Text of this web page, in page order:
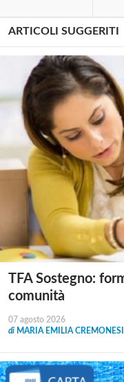
ARTICOLI SUGGERITI
TFA Sostegno:
comunità
07 agosto 2026
di MARIA EMILIA